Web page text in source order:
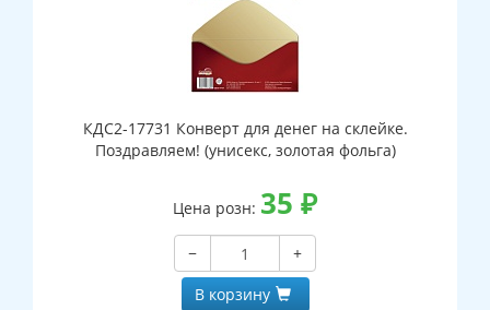
КДС2-17731 Конверт для денег на склейке.
Поздравляем! (унисекс, золотая фольга)
Цена розн: 35 ₽
−
+
В корзину